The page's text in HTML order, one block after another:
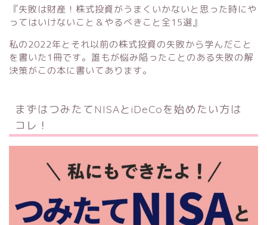
『失敗は財産！株式投資がうまくいかないと思った時にや
ってはいけないこと＆やるべきこと全15選』
私の2022年とそれ以前の株式投資の失敗から学んだこと
を書いた1冊です。誰もが悩み陥ったことのある失敗の解
決策がこの本に書いてあります。
まずはつみたてNISAとiDeCoを始めたい方は
コレ！